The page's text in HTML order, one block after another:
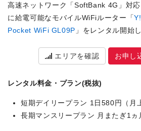
高速ネットワーク「SoftBank 4G」対
に給電可能なモバイルWiFiルーター「
Pocket WiFi GL09P 」をレンタル開始
エリアを確認 お申し
レンタル料金・プラン(税抜)
短期デイリープラン 1日580円（月
長期マンスリープラン 月またぎ1